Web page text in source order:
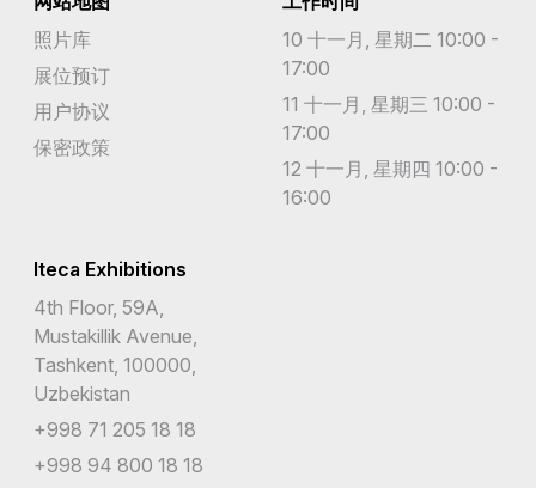
照片库
展位预订
用户协议
保密政策
10 十一月, 星期二 10:00 -
17:00
11 十一月, 星期三 10:00 -
17:00
12 十一月, 星期四 10:00 -
16:00
Iteca Exhibitions
4th Floor, 59A,
Mustakillik Avenue,
Tashkent, 100000,
Uzbekistan
+998 71 205 18 18
+998 94 800 18 18